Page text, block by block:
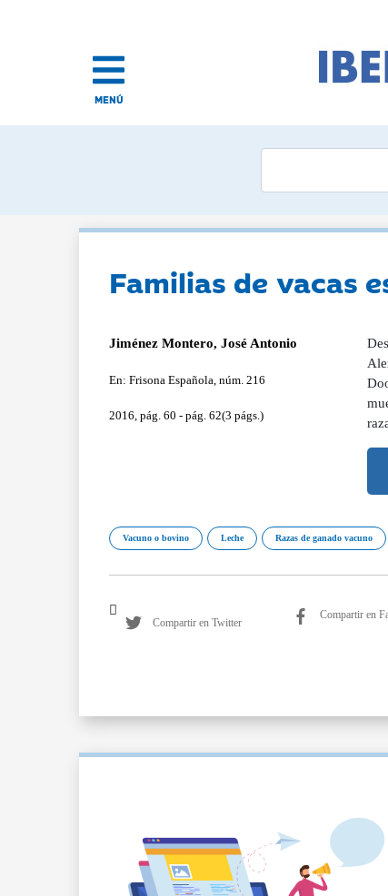
MENÚ
Familias de vacas
Jiménez Montero, José Antonio
En: Frisona Española, núm. 216
2016, pág. 60 - pág. 62(3 págs.)
Vacuno o bovino Leche Razas de ganado vacuno
Compartir en Twitter
Compartir en